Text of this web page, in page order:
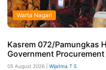
Warta Nagari
Kasrem 072/Pamungkas
Government
05 August 2026 | Wijatma T S